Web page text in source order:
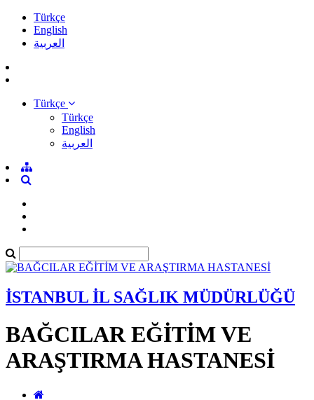
Türkçe
English
العربية
Türkçe
Türkçe
English
العربية
İSTANBUL İL SAĞLIK MÜDÜRLÜĞÜ
BAĞCILAR EĞİTİM VE
ARAŞTIRMA HASTANESİ